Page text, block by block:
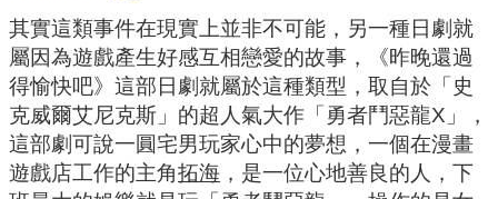
其實這類事件在現實上並非不可能，另一種日劇就
屬因為遊戲產生好感互相戀愛的故事，
《昨晚還過
得愉快吧》這部日劇就屬於這種類型，取自於「史
克威爾艾尼克斯」的超人氣大作「勇者鬥惡龍X 」，
這部劇可說一圓宅男玩家心中的夢想，一個在漫畫
遊戲店工作的主角拓海 ，是一位心地善良的人，下